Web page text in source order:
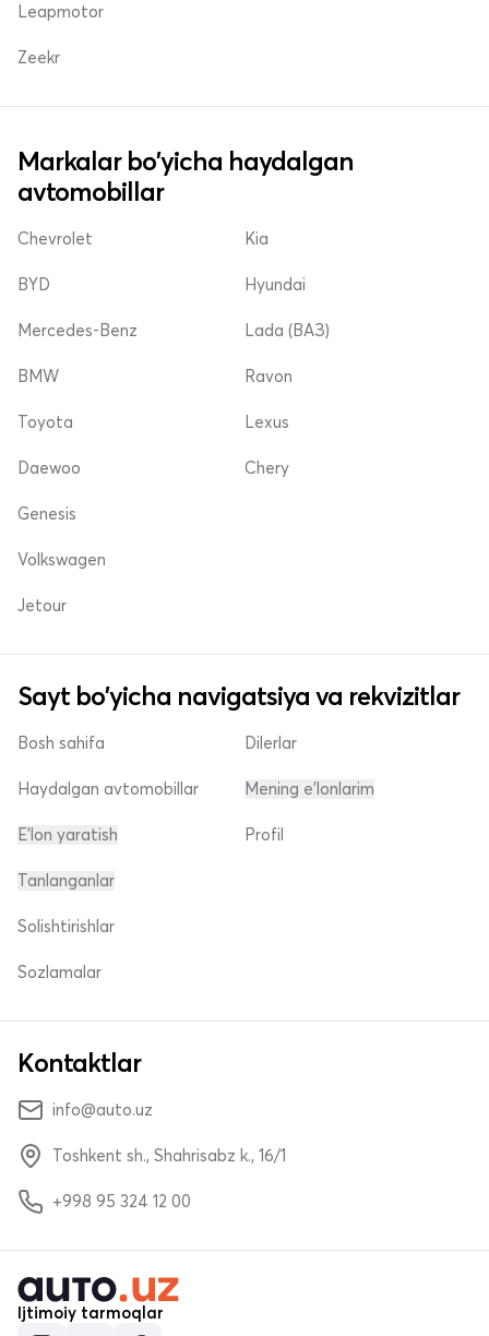
Leapmotor
Zeekr
Markalar bo'yicha haydalgan
avtomobillar
Chevrolet
BYD
Mercedes-Benz
Kia
Hyundai
Lada (ВАЗ)
BMW
Toyota
Daewoo
Ravon
Lexus
Chery
Genesis
Volkswagen
Jetour
Sayt bo'yicha navigatsiya va rekvizitlar
Bosh sahifa
Haydalgan avtomobillar
E'lon yaratish
Dilerlar
Mening e'lonlarim
Profil
Tanlanganlar
Solishtirishlar
Sozlamalar
Kontaktlar
info@auto.uz
Toshkent sh., Shahrisabz k., 16/1
+998 95 324 12 00
Ijtimoiy tarmoqlar